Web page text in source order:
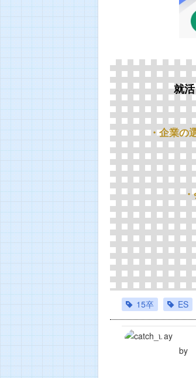
就
・企業の
15卒 ES
by
LINE